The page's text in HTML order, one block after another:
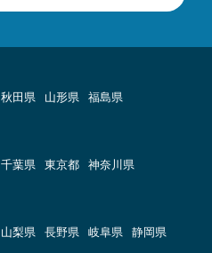
秋田県 山形県 福島県
千葉県 東京都 神奈川県
山梨県 長野県 岐阜県
静岡県